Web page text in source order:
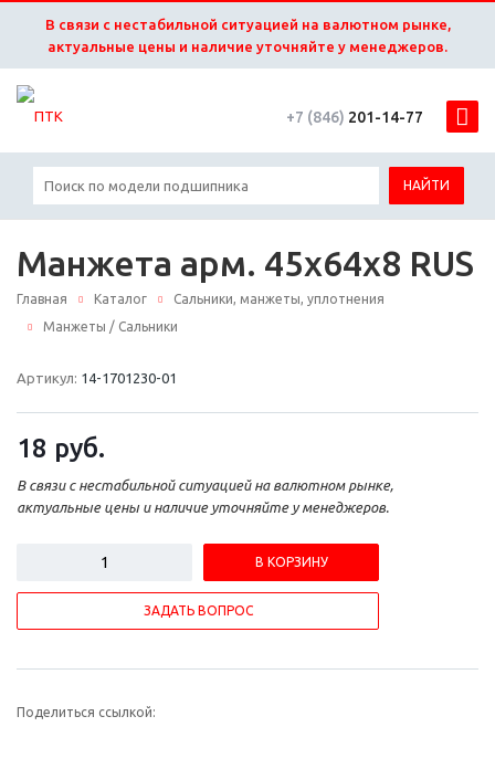
В связи с нестабильной ситуацией на валютном рынке,
актуальные цены и наличие уточняйте у менеджеров.
+7 (846) 201-14-77
НАЙТИ
Манжета арм. 45x64x8 RUS
Главная Каталог
Сальники, манжеты, уплотнения
Манжеты / Сальники
Артикул: 14-1701230-01
18 руб.
В связи с нестабильной ситуацией на валютном рынке,
актуальные цены и наличие уточняйте у менеджеров.
В КОРЗИНУ
ЗАДАТЬ ВОПРОС
Поделиться ссылкой: